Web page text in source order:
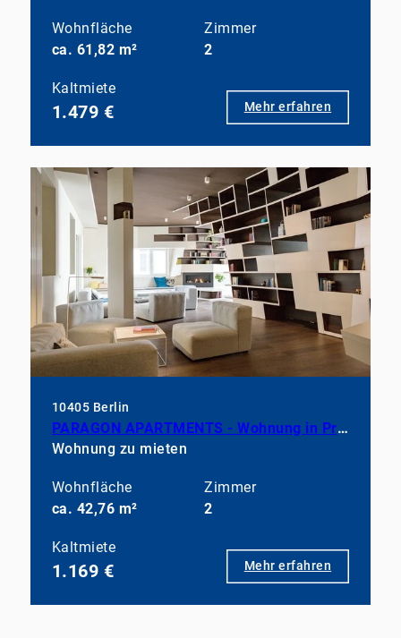
Wohnfläche
ca. 61,82 m²
Zimmer
2
Kaltmiete
1.479 € Mehr erfahren
10405 Berlin
PARAGON APARTMENTS - Wohnung in Prenzlauer Berg, teilmöbliert
Wohnung zu mieten
Wohnfläche
ca. 42,76 m²
Zimmer
2
Kaltmiete
1.169 € Mehr erfahren